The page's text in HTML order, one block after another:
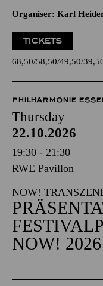
Organiser: Karl
TICKETS
68,50 58,50 49,50
PHILHARMONIE
Thursday
22.10.2026
19:30 - 21:30
RWE Pavillon
NOW!
NOW! 2026